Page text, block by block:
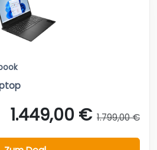
1.449,00 € 1.799,00 €